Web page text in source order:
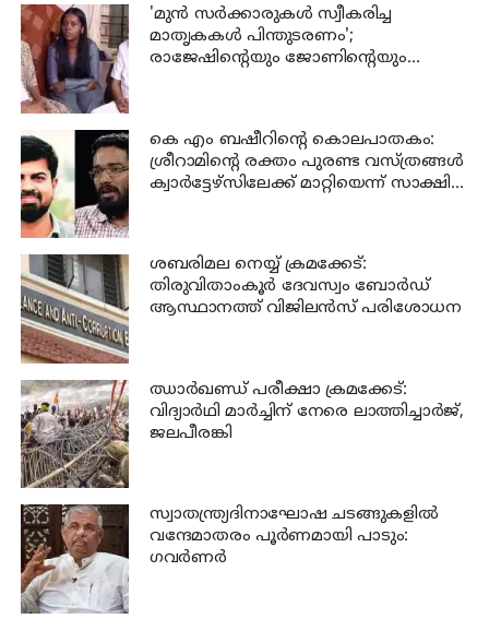
'മുന്‍ സര്‍ക്കാരുകള്‍ സ്വീകരിച്ച
മാതൃകകള്‍ പിന്തുടരണം';
രാജേഷിന്റെയും ജോണിന്റെയും
കെ എം ബഷീറിന്റെ കൊലപാതകം:
ശ്രീറാമിന്റെ രക്തം പുരണ്ട വസ്ത്രങ്ങള്‍
ക്വാര്‍ട്ടേഴ്‌സിലേക്ക് മാറ്റിയെന്ന് സാക്ഷി
ശബരിമല നെയ്യ് ക്രമക്കേട്:
തിരുവിതാംകൂര്‍ ദേവസ്വം ബോര്‍ഡ്
ആസ്ഥാനത്ത് വിജിലന്‍സ് പരിശോധന
ഝാര്‍ഖണ്ഡ് പരീക്ഷാ ക്രമക്കേട്:
വിദ്യാര്‍ഥി മാര്‍ച്ചിന് നേരെ ലാത്തിച്ചാര്‍ജ്,
ജലപീരങ്കി
സ്വാതന്ത്ര്യദിനാഘോഷ ചടങ്ങുകളില്‍
വന്ദേമാതരം പൂര്‍ണമായി പാടും:
ഗവര്‍ണര്‍